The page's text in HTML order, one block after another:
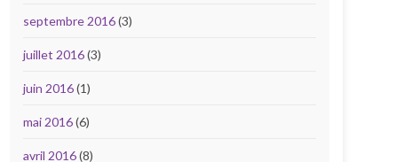
septembre 2016(3)
juillet 2016(3)
juin 2016(1)
mai 2016(6)
avril 2016(8)